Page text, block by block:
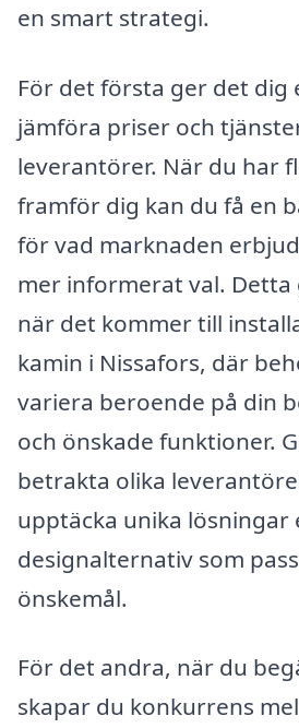
en smart strategi.
För det första ger det dig
jämföra priser och
leverantörer. När du har
framför dig kan du få en
för vad marknaden
mer informerat val. Detta
när det kommer till
kamin i Nissafors, där
variera beroende på din
och önskade funktioner.
betrakta olika
upptäcka unika lösningar
designalternativ som
önskemål.
För det andra, när du
skapar du konkurrens